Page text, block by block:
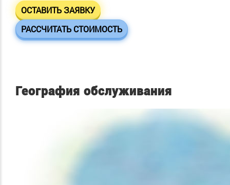
ОСТАВИТЬ ЗАЯВКУ
РАССЧИТАТЬ СТОИМОСТЬ
География обслуживания